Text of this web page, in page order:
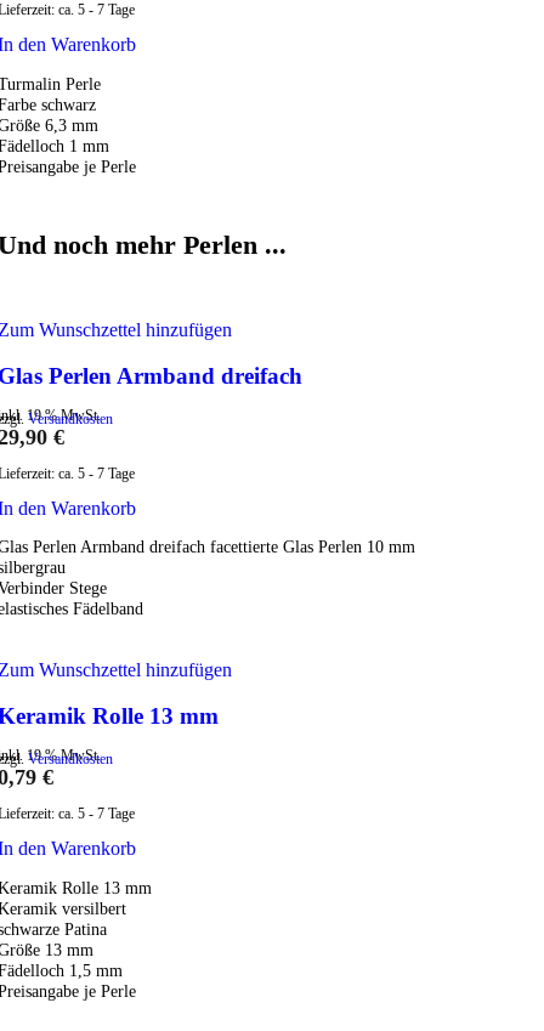
ca. 5 - 7 Tage
den Warenkorb
Perle
schwarz
6,3 mm
1 mm
je Perle
noch mehr Perlen ...
Wunschzettel hinzufügen
Perlen Armband dreifach
19 % MwSt.
Versandkosten
€
ca. 5 - 7 Tage
den Warenkorb
Perlen Armband dreifach facettierte Glas Perlen 10 mm
Stege
Fädelband
Wunschzettel hinzufügen
Rolle 13 mm
19 % MwSt.
Versandkosten
€
ca. 5 - 7 Tage
den Warenkorb
Rolle 13 mm
versilbert
Patina
13 mm
1,5 mm
je Perle